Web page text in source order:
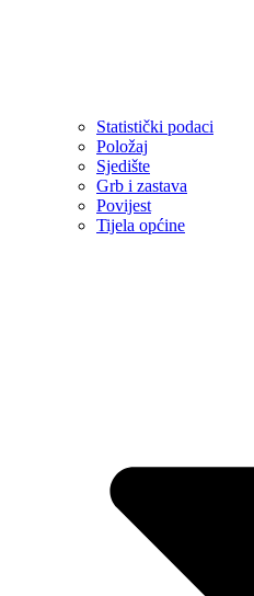
Statistički podaci
Položaj
Sjedište
Grb i zastava
Povijest
Tijela općine